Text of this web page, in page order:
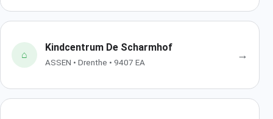
⌂
Kindcentrum De Scharmhof
ASSEN • Drenthe • 9407 EA
→